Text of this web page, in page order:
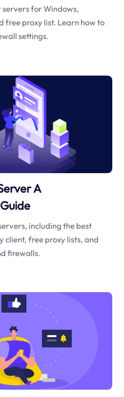
servers for Windows,
free proxy list. Learn how to
settings.
A
including the best
client, free proxy lists, and
firewalls.